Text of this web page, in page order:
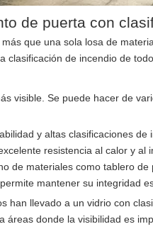
de puerta con
que una sola losa de
clasificación de incendio de
visible. Se puede hacer de
y altas clasificaciones
resistencia al calor y al
de materiales como tablero
mantener su integridad
han llevado a un vidrio con
áreas donde la visibilidad es